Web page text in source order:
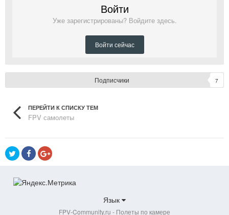
Войти
Уже зарегистрированы? Войдите здесь.
Войти сейчас
Подписчики 7
ПЕРЕЙТИ К СПИСКУ ТЕМ
FPV самолеты
Язык
FPV-Community.ru - Полеты по камере